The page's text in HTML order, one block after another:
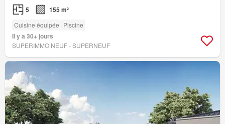
5 155 m²
Cuisine équipée Piscine
Il y a 30+ jours
SUPERIMMO NEUF - SUPERNEUF